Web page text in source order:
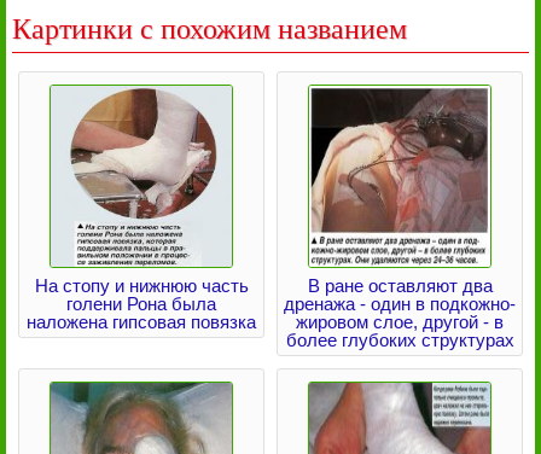
Картинки с похожим названием
На стопу и нижнюю часть
голени Рона была
наложена гипсовая повязка
В ране оставляют два
дренажа - один в подкожно-
жировом слое, другой - в
более глубоких структурах